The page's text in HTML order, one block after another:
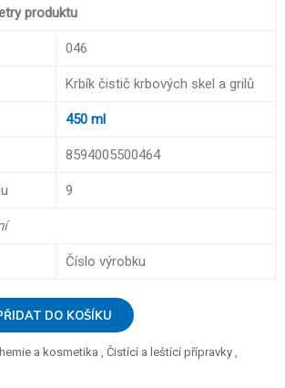
produktu
046
Krbík čistič krbových skel a grilů
450 ml
8594005500464
9
Číslo výrobku
DO KOŠÍKU
a kosmetika , Čistící a leštící přípravky ,